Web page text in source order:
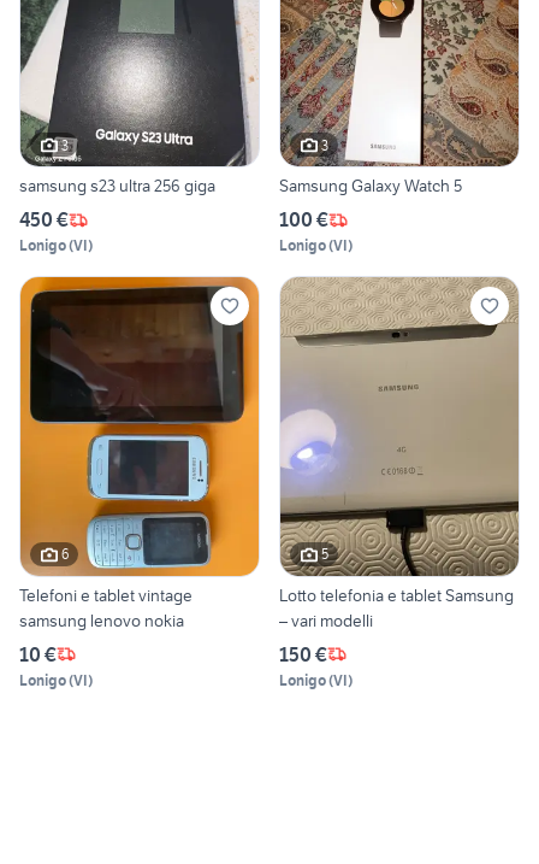
3
samsung s23 ultra 256 giga
450 €
Lonigo(VI)
3
Samsung Galaxy Watch 5
100 €
Lonigo(VI)
6
Telefoni e tablet vintage
samsung lenovo nokia
10 €
Lonigo(VI)
5
Lotto telefonia e tablet Samsung
– vari modelli
150 €
Lonigo(VI)